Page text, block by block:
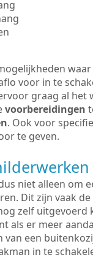
waar
voor in te
graag al het
voorbereidingen
. Ook voor
te geven.
niet alleen om
Dit zijn vaak
zelf uitgevoerd
als er meer
van een
in te